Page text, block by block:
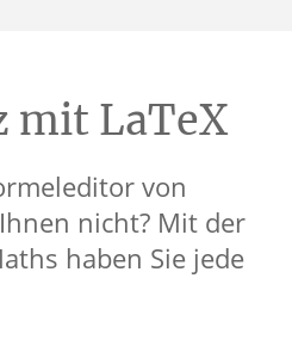
mit LaTeX
von
nicht? Mit der
haben Sie jede